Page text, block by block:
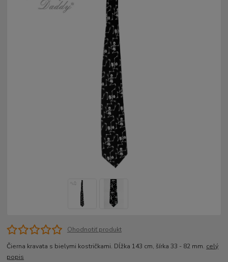
Ohodnotiť produkt
Čierna kravata s bielymi kostričkami. Dĺžka 143 cm, šírka 33 - 82 mm. celý
popis